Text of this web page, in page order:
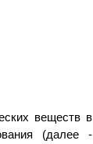
веществ в
(далее -